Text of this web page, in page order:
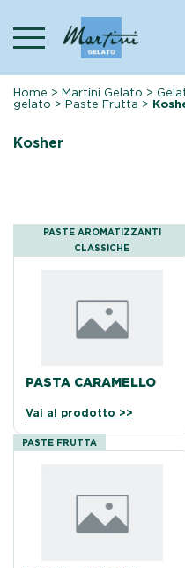
content
Home >Martini Gelato >
gelato >Paste Frutta >
Kosher
PASTE AROMATIZZANTI
CLASSICHE
PASTA CARAMELLO
Vai al prodotto >>
PASTE FRUTTA